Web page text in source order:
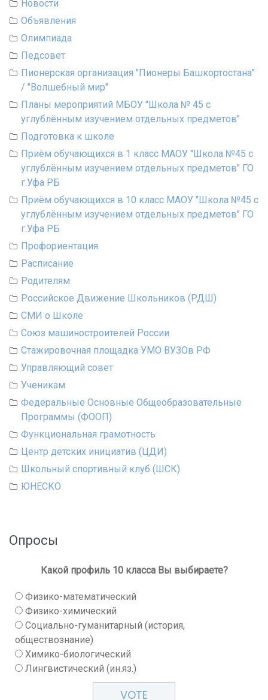
Новости
Объявления
Олимпиада
Педсовет
Пионерская организация "Пионеры Башкортостана"
/ "Волшебный мир"
Планы мероприятий МБОУ "Школа № 45 с
углублённым изучением отдельных предметов"
Подготовка к школе
Приём обучающихся в 1 класс МАОУ "Школа №45 с
углублённым изучением отдельных предметов" ГО
г.Уфа РБ
Приём обучающихся в 10 класс МАОУ "Школа №45 с
углублённым изучением отдельных предметов" ГО
г.Уфа РБ
Профориентация
Расписание
Родителям
Российское Движение Школьников (РДШ)
СМИ о Школе
Союз машиностроителей России
Стажировочная площадка УМО ВУЗОв РФ
Управляющий совет
Ученикам
Федеральные Основные Общеобразовательные
Программы (ФООП)
Функциональная грамотность
Центр детских инициатив (ЦДИ)
Школьный спортивный клуб (ШСК)
ЮНЕСКО
Опросы
Какой профиль 10 класса Вы выбираете?
Физико-математический
Физико-химический
Социально-гуманитарный (история,
обществознание)
Химико-биологический
Лингвистический (ин.яз.)